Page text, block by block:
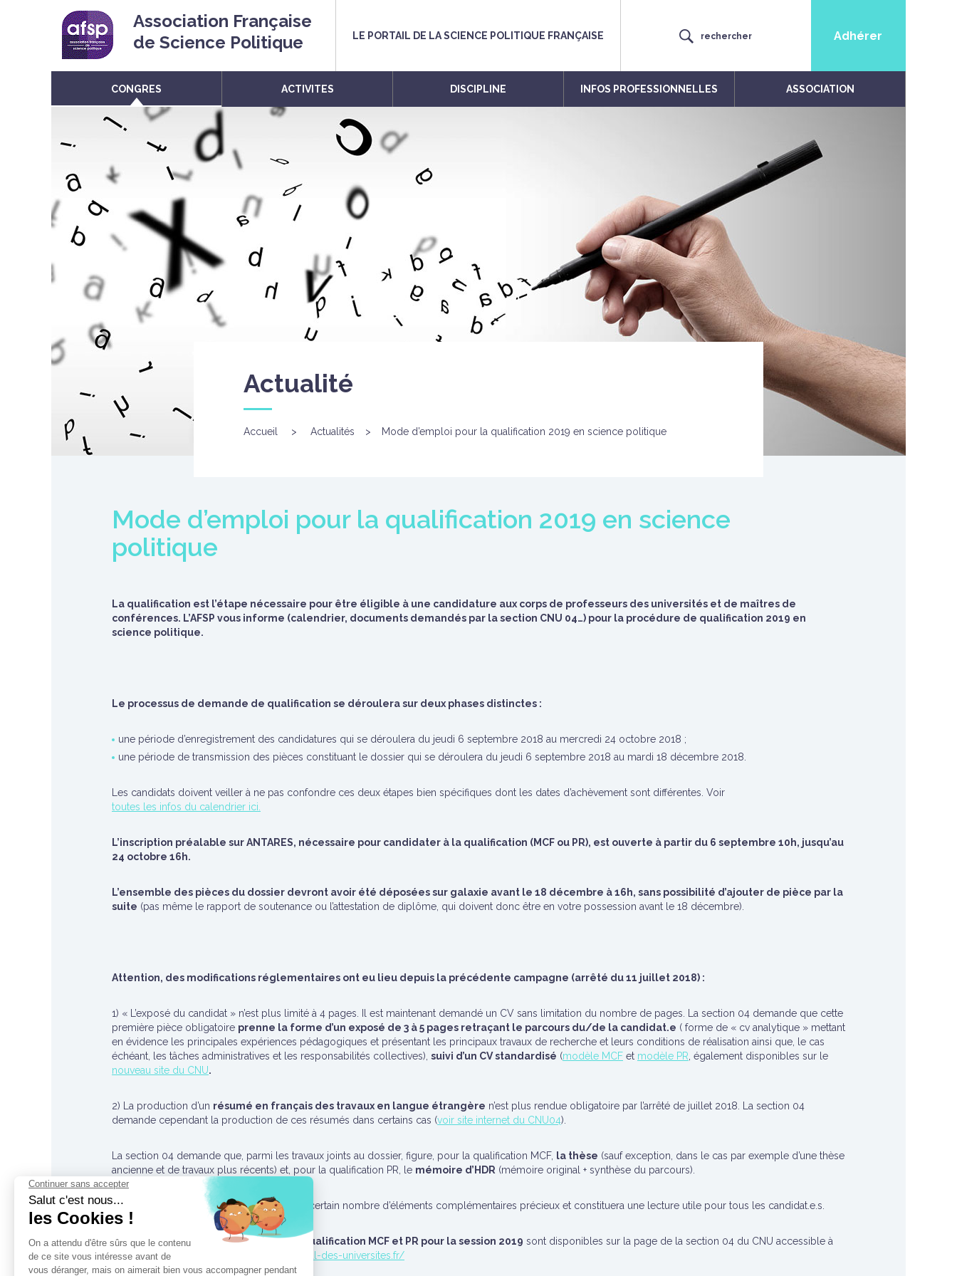
Association Française
de Science Politique
LE PORTAIL DE LA SCIENCE POLITIQUE FRANÇAISE rechercher Adhérer
CONGRES ACTIVITES DISCIPLINE INFOS PROFESSIONNELLES ASSOCIATION
Actualité
Accueil > Actualités > Mode d’emploi pour la qualification 2019 en science politique
Mode d’emploi pour la qualification 2019 en science
politique
La qualification est l’étape nécessaire pour être éligible à une candidature aux corps de professeurs des universités et de maîtres de
conférences. L’AFSP vous informe (calendrier, documents demandés par la section CNU 04…) pour la procédure de qualification 2019 en
science politique.
Le processus de demande de qualification se déroulera sur deux phases distinctes :
une période d’enregistrement des candidatures qui se déroulera du jeudi 6 septembre 2018 au mercredi 24 octobre 2018 ;
une période de transmission des pièces constituant le dossier qui se déroulera du jeudi 6 septembre 2018 au mardi 18 décembre 2018
Les candidats doivent veiller à ne pas confondre ces deux étapes bien spécifiques dont les dates d’achèvement sont différentes. Voir
toutes les infos du calendrier ici.
L’inscription préalable sur ANTARES, nécessaire pour candidater à la qualification (MCF ou PR), est ouverte à partir du 6 septembre 10h, jusqu’au
24 octobre 16h.
L’ensemble des pièces du dossier devront avoir été déposées sur galaxie avant le 18 décembre à 16h, sans possibilité d’ajouter de pièce par la
suite (pas même le rapport de soutenance ou l’attestation de diplôme, qui doivent donc être en votre possession avant le 18 décembre).
Attention, des modifications réglementaires ont eu lieu depuis la précédente campagne (arrêté du 11 juillet 2018) :
1) « L’exposé du candidat » n’est plus limité à 4 pages. Il est maintenant demandé un CV sans limitation du nombre de pages. La section 04 demande que cette
première pièce obligatoire prenne la forme d’un exposé de 3 à 5 pages retraçant le parcours du/de la candidat.e ( forme de « cv analytique » mettant
en évidence les principales expériences pédagogiques et présentant les principaux travaux de recherche et leurs conditions de réalisation ainsi que, le cas
échéant, les tâches administratives et les responsabilités collectives), suivi d’un CV standardisé (modèle MCF et modèle PR , également disponibles sur le
nouveau site du CNU.
2) La production d’un résumé en français des travaux en langue étrangère n’est plus rendue obligatoire par l’arrêté de juillet 2018. La section 04
demande cependant la production de ces résumés dans certains cas (voir site internet du CNU04).
La section 04 demande que, parmi les travaux joints au dossier, figure, pour la qualification MCF, la thèse (sauf exception, dans le cas par exemple d’une thèse
ancienne et de travaux plus récents) et, pour la qualification PR, le mémoire d’HDR (mémoire original + synthèse du parcours).
Le bilan d’activités 2018 du CNUfournit un certain nombre d’éléments complémentaires précieux et constituera une lecture utile pour tous les candidat.e.s.
Toutes les recommandations pour la qualification MCF et PR pour la session 2019 sont disponibles sur la page de la section 04 du CNU accessible à
partir du portail
https://www.conseil-national-des-universites.fr/